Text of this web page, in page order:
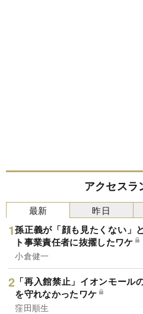
アクセスラ
最新
孫正義が「顔も見たくない」
ト事業責任者に抜擢したワケ
小倉健一
「再入館禁止」イオンモー
を守れなかったワケ
窪田順生
昨日